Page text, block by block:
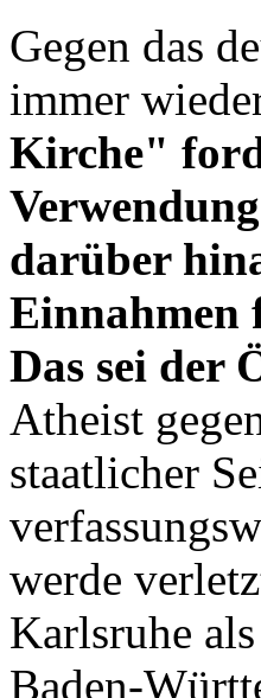
Gegen das
immer
Kirche"
darüber
Einnahmen
Das sei der
Atheist
staatlicher
werde
Karlsruhe
Baden-